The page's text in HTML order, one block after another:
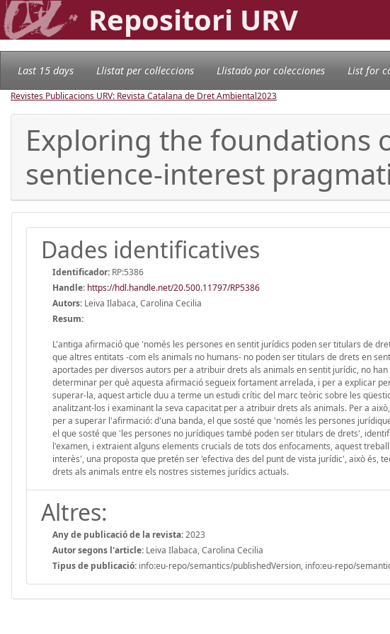
Repositori URV
Last 15 days Llistat per col·leccions Llistado por colecciones List for
Revistes Publicacions URV: Revista Catalana de Dret Ambiental2023
Exploring the foundations
sentience-interest
Dades identificatives
Identificador: RP:5386
Handle: https://hdl.handle.net/20.500.11797/RP5386
Autors: Leiva Ilabaca, Carolina Cecilia
Resum:
L'antiga afirmació que 'només les persones en sentit jurídics poden ser titulars de
que altres entitats -com els animals no humans- no poden ser titulars de drets en
aportades per diversos autors per a atribuir drets als animals en sentit jurídic, no
determinar per què aquesta afirmació segueix fortament arrelada, i per a explicar
superar-la, aquest article duu a terme un estudi crític del marc teòric sobre les
analitzant-los i examinant la seva capacitat per a atribuir drets als animals. Per a
per a superar l'afirmació: d'una banda, el que sosté que 'només les persones
el que sosté que 'les persones no jurídiques també poden ser titulars de drets',
l'examen, i extraient alguns elements crucials de tots dos enfocaments, aquest
interès', una proposta que pretén ser 'efectiva des del punt de vista jurídic', això és,
drets als animals entre els nostres sistemes jurídics actuals.
Altres:
Any de publicació de la revista:2023
Autor segons l'article: Leiva Ilabaca, Carolina Cecilia
Tipus de publicació: info:eu-repo/semantics/publishedVersion, info:eu-repo/